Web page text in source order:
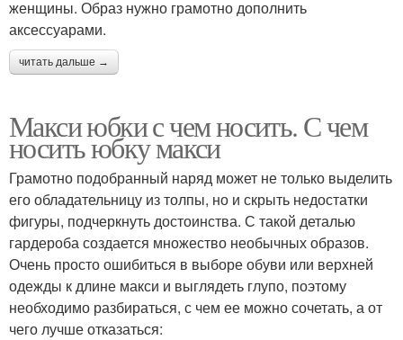
женщины. Образ нужно грамотно дополнить
аксессуарами.
читать дальше →
Макси юбки с чем носить. С чем
носить юбку макси
Грамотно подобранный наряд может не только выделить
его обладательницу из толпы, но и скрыть недостатки
фигуры, подчеркнуть достоинства. С такой деталью
гардероба создается множество необычных образов.
Очень просто ошибиться в выборе обуви или верхней
одежды к длине макси и выглядеть глупо, поэтому
необходимо разбираться, с чем ее можно сочетать, а от
чего лучше отказаться: